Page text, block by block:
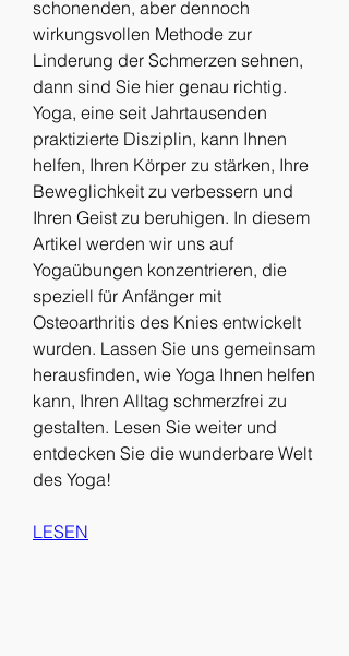
schonenden, aber dennoch
wirkungsvollen Methode zur
Linderung der Schmerzen sehnen,
dann sind Sie hier genau richtig.
Yoga, eine seit Jahrtausenden
praktizierte Disziplin, kann Ihnen
helfen, Ihren Körper zu stärken, Ihre
Beweglichkeit zu verbessern und
Ihren Geist zu beruhigen. In diesem
Artikel werden wir uns auf
Yogaübungen konzentrieren, die
speziell für Anfänger mit
Osteoarthritis des Knies entwickelt
wurden. Lassen Sie uns gemeinsam
herausfinden, wie Yoga Ihnen helfen
kann, Ihren Alltag schmerzfrei zu
gestalten. Lesen Sie weiter und
entdecken Sie die wunderbare Welt
des Yoga!
LESEN